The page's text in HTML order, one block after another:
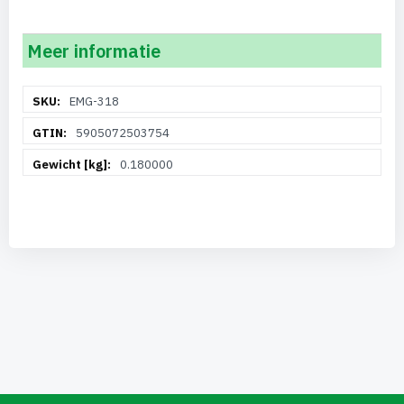
Meer informatie
informatieEMG-318
5905072503754
0.180000